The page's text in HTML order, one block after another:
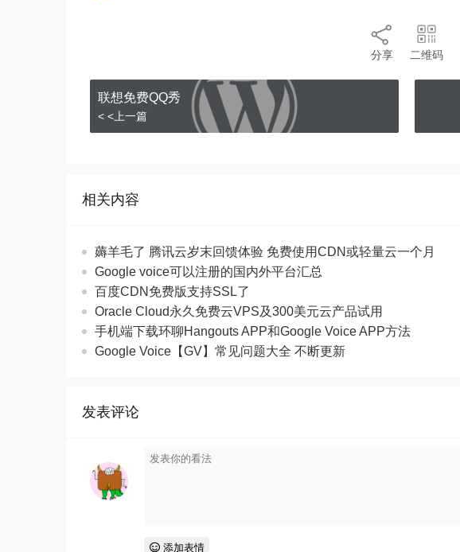
分享 二维码
联想免费QQ秀
< <上一篇
相关内容
薅羊毛了 腾讯云岁末回馈体验 免费使用CDN或轻量云一个月
Google voice可以注册的国内外平台汇总
百度CDN免费版支持SSL了
Oracle Cloud永久免费云VPS及300美元云产品试用
手机端下载环聊Hangouts APP和Google Voice APP方法
Google Voice【GV】常见问题大全 不断更新
发表评论
添加表情